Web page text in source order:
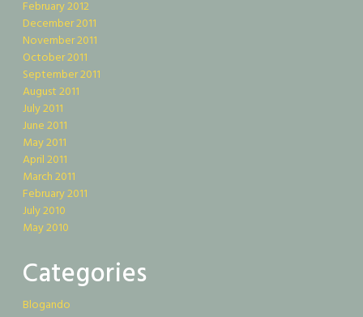
February 2012
December 2011
November 2011
October 2011
September 2011
August 2011
July 2011
June 2011
May 2011
April 2011
March 2011
February 2011
July 2010
May 2010
Categories
Blogando